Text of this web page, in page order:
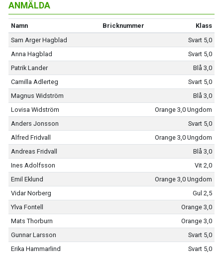
ANMÄLDA
Namn Bricknummer
Klass
Sam Arger Hagblad
Svart 5,0
Anna Hagblad
Svart 5,0
Patrik Lander
Blå 3,0
Camilla Adlerteg
Svart 5,0
Magnus Widström
Blå 3,0
Lovisa Widström
Orange 3,0 Ungdom
Anders Jonsson
Svart 5,0
Alfred Fridvall
Orange 3,0 Ungdom
Andreas Fridvall
Blå 3,0
Ines Adolfsson
Vit 2,0
Emil Eklund
Orange 3,0 Ungdom
Vidar Norberg
Gul 2,5
Ylva Fontell
Orange 3,0
Mats Thorburn
Orange 3,0
Gunnar Larsson
Svart 5,0
Erika Hammarlind
Svart 5,0